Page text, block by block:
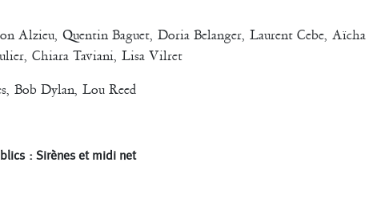
Alzieu, Quentin Baguet, Doria Belanger, Laurent Cebe,
Chiara Taviani, Lisa Vilret
Bob Dylan, Lou Reed
: Sirènes et midi net